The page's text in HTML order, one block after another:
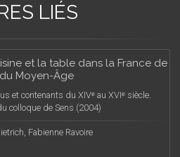
LIÉS
et la table dans la France de
Moyen-Âge
et contenants du XIVᵉ au XVIᵉ siècle.
colloque de Sens (2004)
Fabienne Ravoire